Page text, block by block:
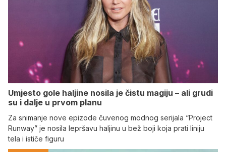
Umjesto gole haljine nosila je čistu magiju – ali grudi
su i dalje u prvom planu
Za snimanje nove epizode čuvenog modnog serijala “Project
Runway” je nosila lepršavu haljinu u bež boji koja prati liniju
tela i ističe figuru